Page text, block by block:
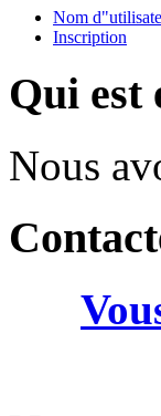
Nom
Inscription
Qui est
Nous